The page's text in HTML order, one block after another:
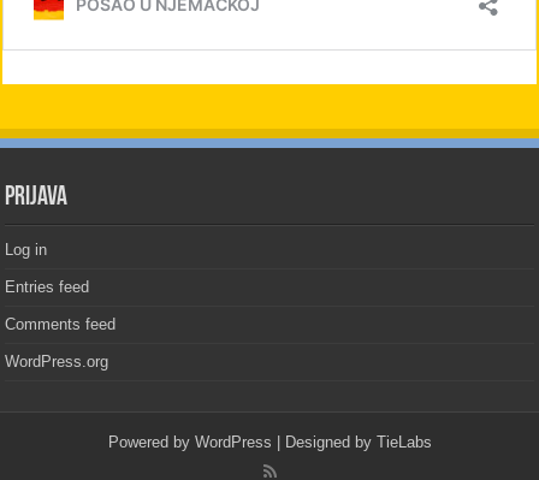
PRIJAVA
Log in
Entries feed
Comments feed
WordPress.org
Powered by WordPress | Designed by TieLabs